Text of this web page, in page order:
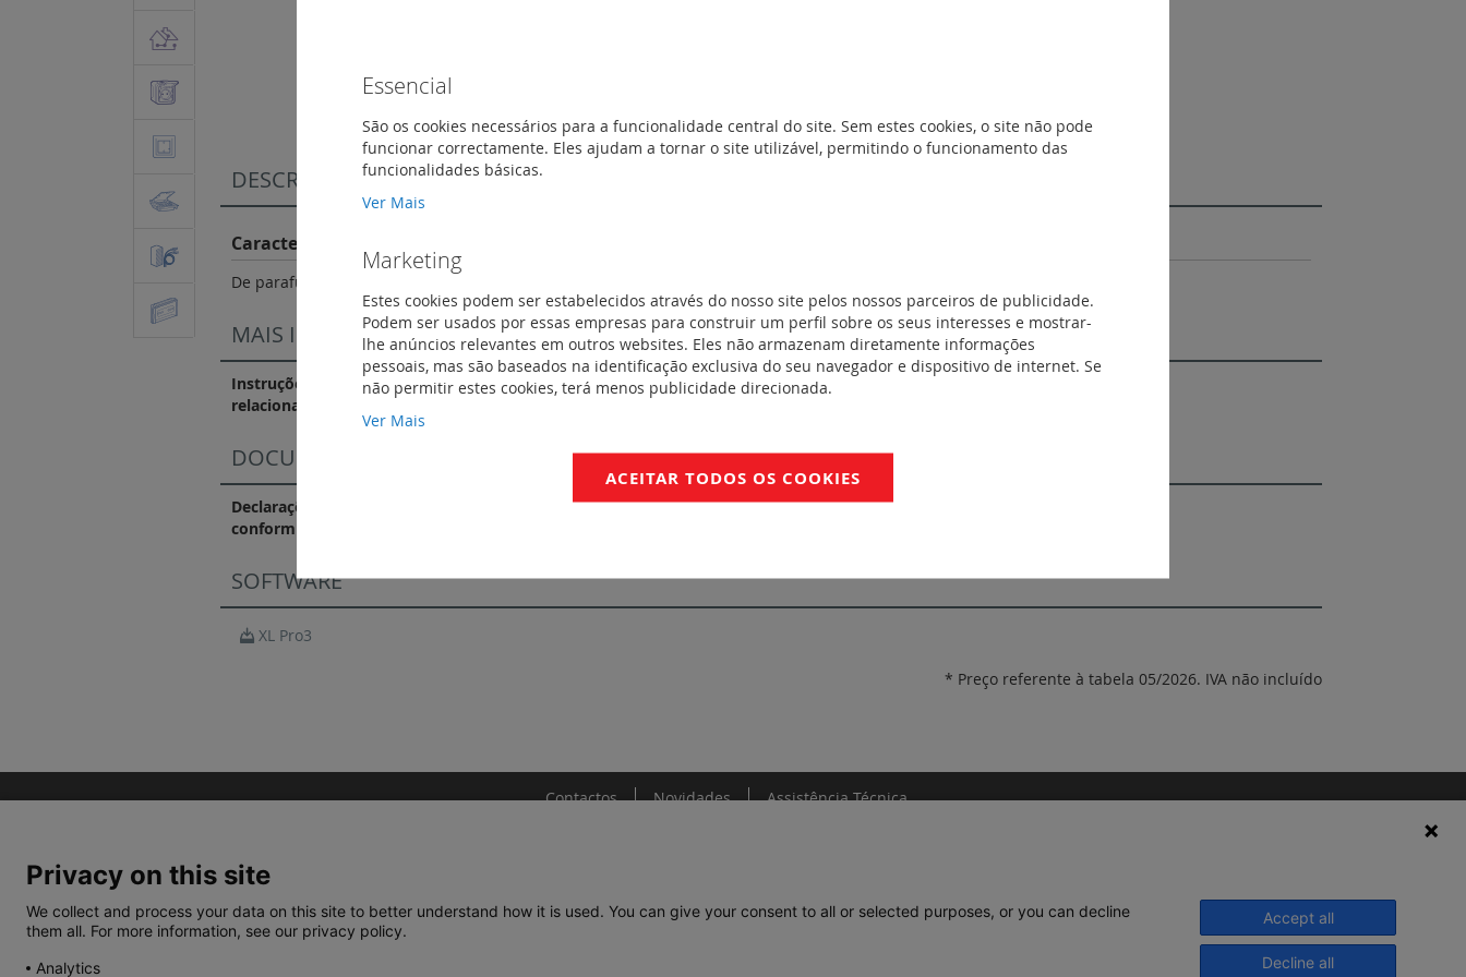
de
imagens
DESCRIÇÃO
Características do Produto
De parafusos imperdíveis. Charneiras ref. 0 209 59 em opção.
MAIS INFORMAÇÃO
Instruções de instalação e documentos
relacionados
NotíciaTécnica_LE05187AA.pdf
DOCUMENTAÇÃO DE CONFORMIDADE
Declarações e certificados de
conformidade
SOFTWARE
XL Pro3
* Preço referente à tabela 05/2026. IVA não incluído
Contactos Novidades Assistência Técnica
Essencial
São os cookies necessários para a funcionalidade central do site. Sem estes cookies, o site não pode
funcionar correctamente. Eles ajudam a tornar o site utilizável, permitindo o funcionamento das
funcionalidades básicas.
Ver Mais
Marketing
Estes cookies podem ser estabelecidos através do nosso site pelos nossos parceiros de publicidade.
Podem ser usados por essas empresas para construir um perfil sobre os seus interesses e mostrar-
lhe anúncios relevantes em outros websites. Eles não armazenam diretamente informações
pessoais, mas são baseados na identificação exclusiva do seu navegador e dispositivo de internet. Se
não permitir estes cookies, terá menos publicidade direcionada.
Ver Mais
ACEITAR TODOS OS COOKIES
TERMOS E CONDIÇÕES POLÍTICA DE PRIVACIDADE
© 2020 Legrand. Todos os direitos
Privacy on this site
We collect and process your data on this site to better understand how it is used. You can give your consent to all or selected purposes, or you can decline
them all. For more information, see our privacy policy.
Analytics
Accept all
Decline all